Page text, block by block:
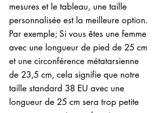
mesures et le tableau, une taille
personnalisée est la meilleure option.
Par exemple; Si vous êtes une femme
avec une longueur de pied de 25 cm
et une circonférence métatarsienne
de 23,5 cm, cela signifie que notre
taille standard 38 EU avec une
longueur de 25 cm sera trop petite